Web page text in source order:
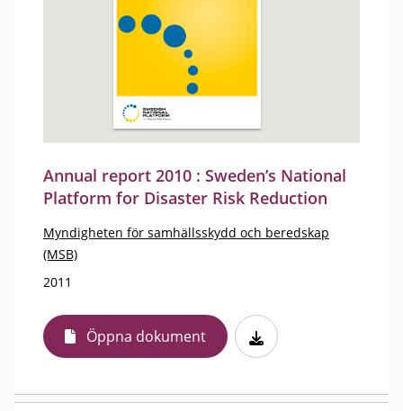
Annual report 2010 : Sweden’s National
Platform for Disaster Risk Reduction
Myndigheten för samhällsskydd och beredskap
(MSB)
2011
Öppna dokument